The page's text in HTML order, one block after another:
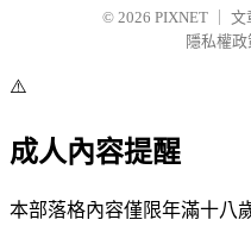
© 2026 PIXNET
文
隱私權政
⚠️
成人內容提醒
本部落格內容僅限年滿十八